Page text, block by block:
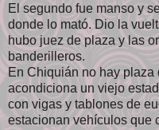
El segundo fue manso y
donde lo mató. Dio la
hubo juez de plaza y las
banderilleros.
En Chiquián no hay plaza
acondiciona un viejo
con vigas y tablones de
estacionan vehículos que